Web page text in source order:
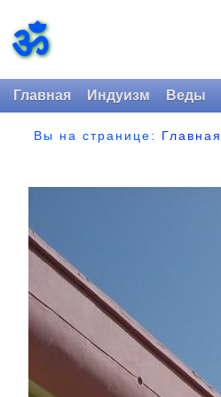
ॐ
Главная Индуизм Веды
Вы на странице: Главная